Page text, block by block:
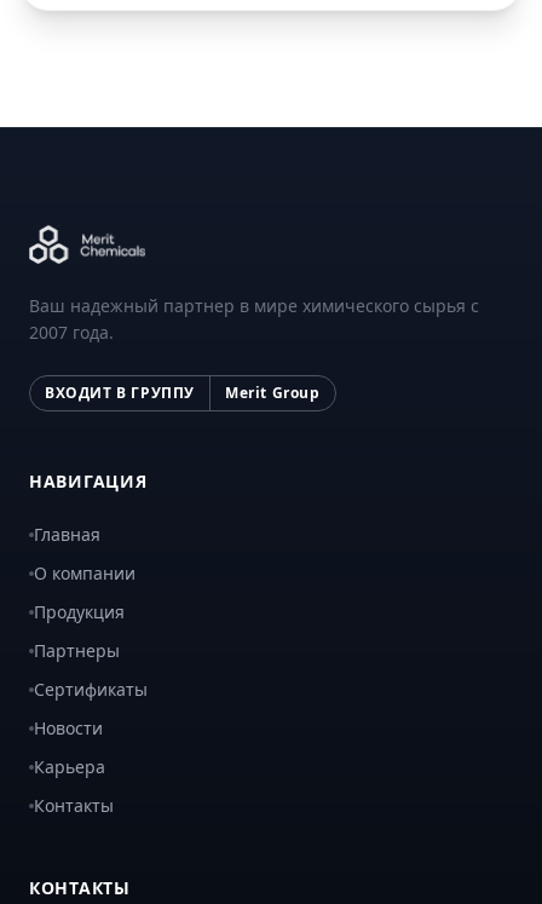
Ваш надежный партнер в мире химического сырья с
2007 года.
ВХОДИТ В ГРУППУ Merit Group
НАВИГАЦИЯ
Главная
О компании
Продукция
Партнеры
Сертификаты
Новости
Карьера
Контакты
КОНТАКТЫ